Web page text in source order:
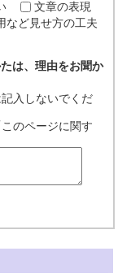
文章の表現
など見せ方の工夫
は、理由をお聞か
入しないでくだ
のページに関す